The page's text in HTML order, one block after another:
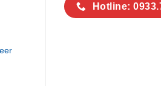
Hotline: